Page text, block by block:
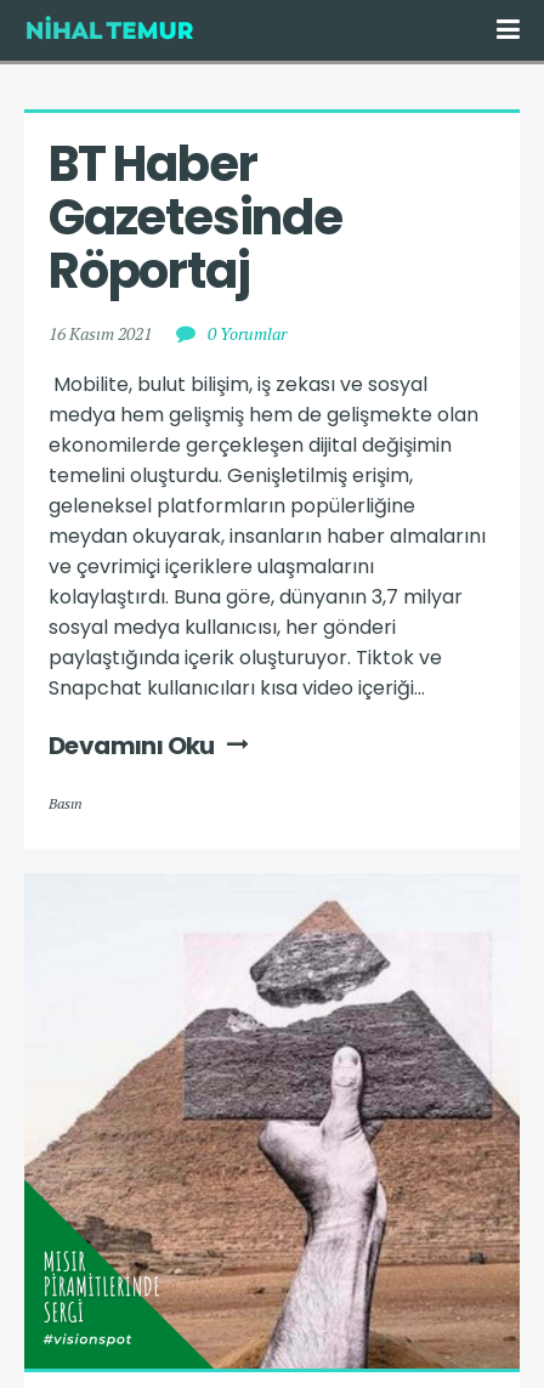
BT Haber
Gazetesinde
Röportaj
16 Kasım 2021 0 Yorumlar
Mobilite, bulut bilişim, iş zekası ve sosyal
medya hem gelişmiş hem de gelişmekte olan
ekonomilerde gerçekleşen dijital değişimin
temelini oluşturdu. Genişletilmiş erişim,
geleneksel platformların popülerliğine
meydan okuyarak, insanların haber almalarını
ve çevrimiçi içeriklere ulaşmalarını
kolaylaştırdı. Buna göre, dünyanın 3,7 milyar
sosyal medya kullanıcısı, her gönderi
paylaştığında içerik oluşturuyor. Tiktok ve
Snapchat kullanıcıları kısa video içeriği...
Devamını Oku
Basın